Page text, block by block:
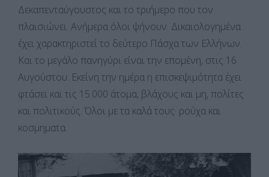
Δεκαπενταύγουστος και το τριήμερο που τον
πλαισιώνει. Ανήμερα όλοι ψήνουν. Δικαιολογημένα
έχει χαρακτηριστεί το δεύτερο Πάσχα των Ελλήνων.
Και το μεγάλο πανηγύρι είναι την επομένη, στις 16
Αυγούστου. Εκείνη την ημέρα η επισκεψιμότητα έχει
φτάσει και τις 15.000 άτομα, βλάχους και μη, πολίτες
και πολιτικούς. Όλοι με τα καλά τους· ρούχα και
κοσμηματα.